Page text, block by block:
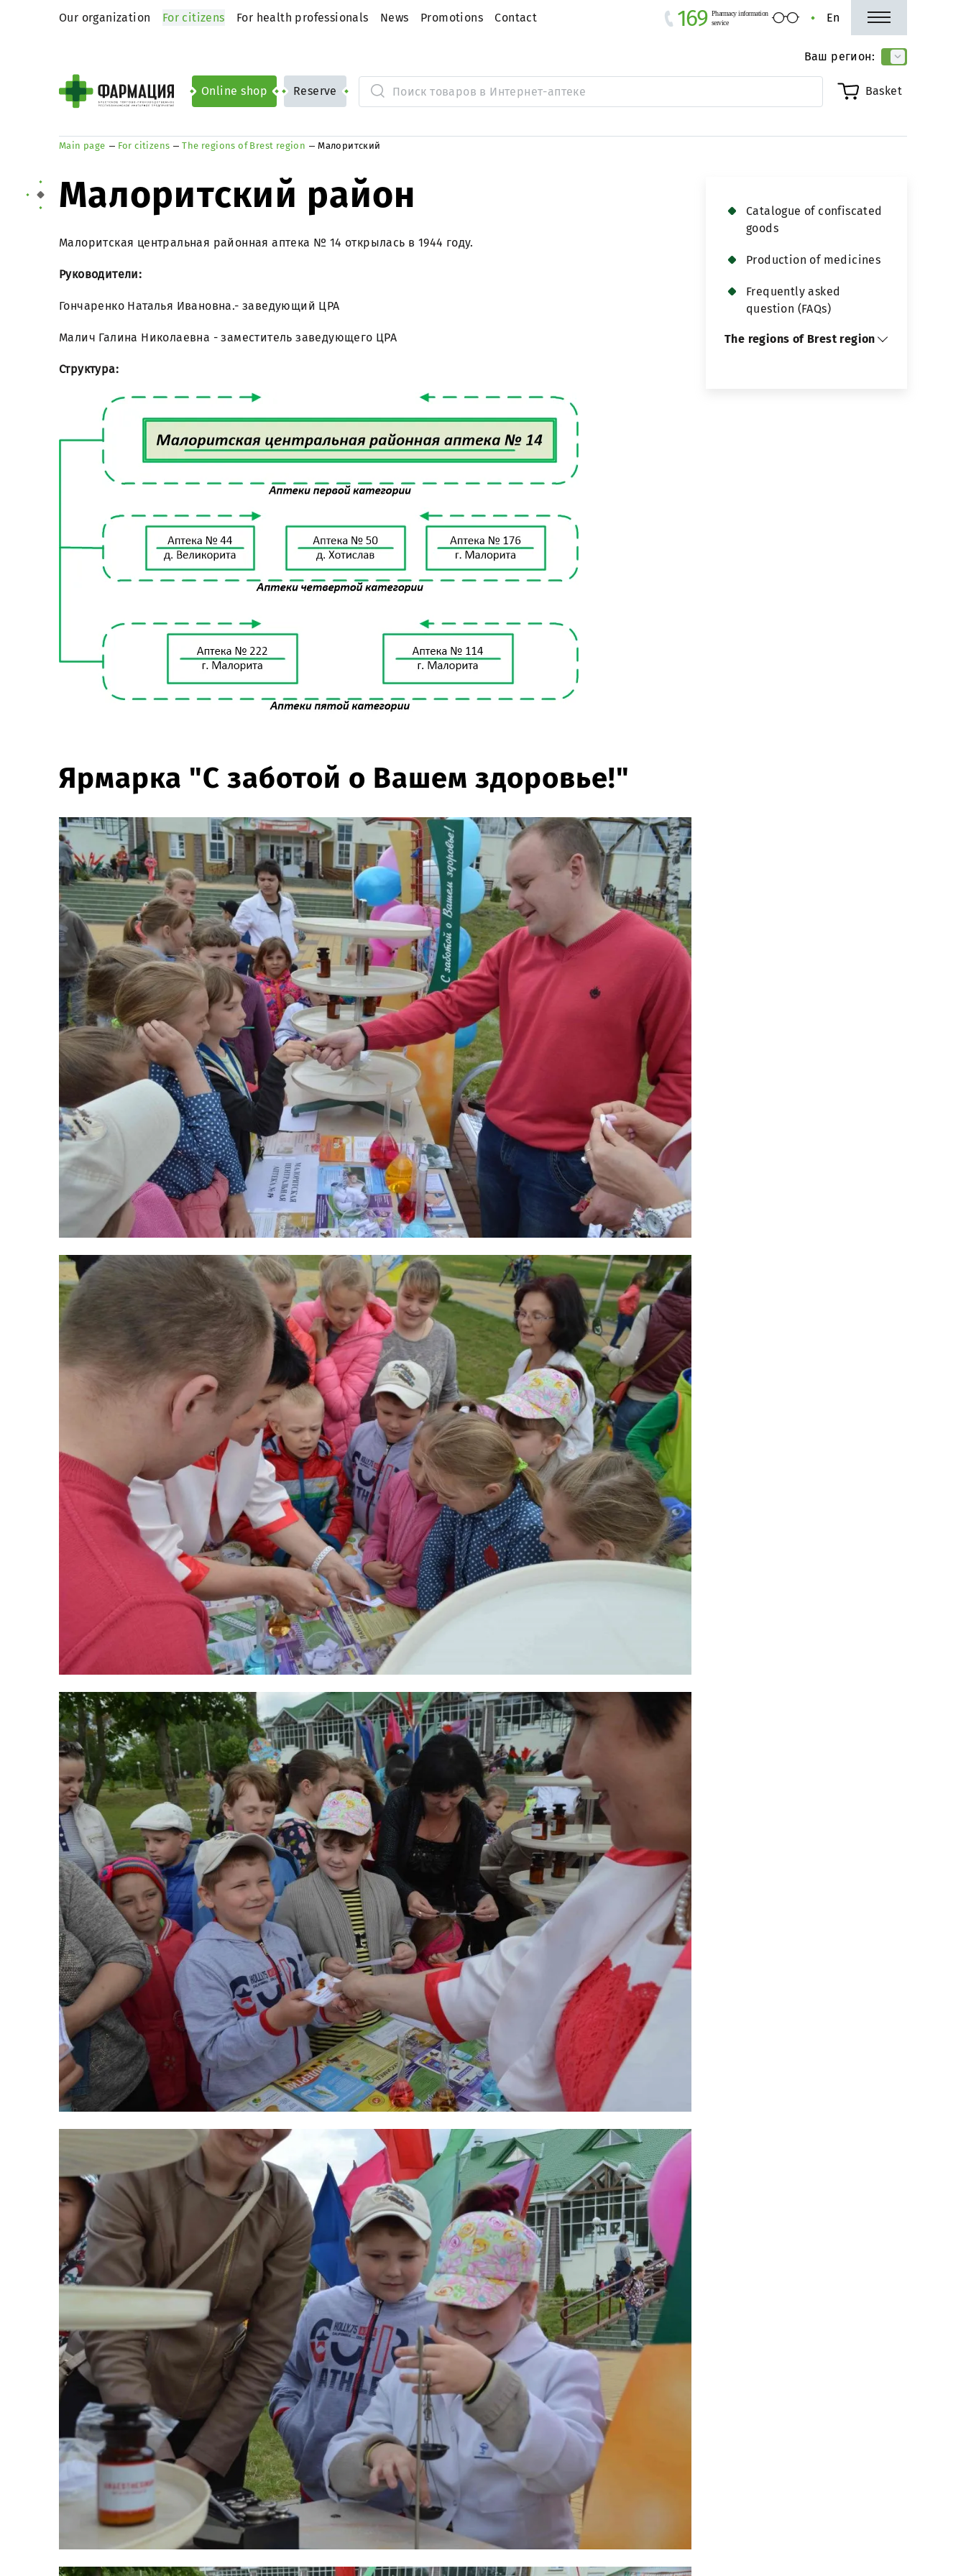
Our organization For citizens For health professionals News Promotions Сontact 169 Pharmacy information
service
En
Ваш регион:
Online shop Reserve Basket
Main page For citizens The regions of Brest region Малоритский
Малоритский район
Малоритская центральная районная аптека № 14 открылась в 1944 году.
Руководители:
Гончаренко Наталья Ивановна.- заведующий ЦРА
Малич Галина Николаевна - заместитель заведующего ЦРА
Структура:
Ярмарка "С заботой о Вашем здоровье!"
Сatalogue of confiscated
goods
Production of medicines
Frequently asked
question (FAQs)
The regions of Brest region